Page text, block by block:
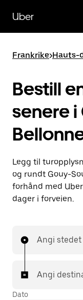
hovedinnholdet
Uber
Frankrike>Hauts-
Bestill
senere
Legg til
og rundt Gouy-
forhånd med
dager i forveien.
Angi stedet
Angi
Dato